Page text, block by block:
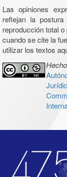
Las opiniones
reflejan la
reproducción total
cuando se cite la
utilizar los textos